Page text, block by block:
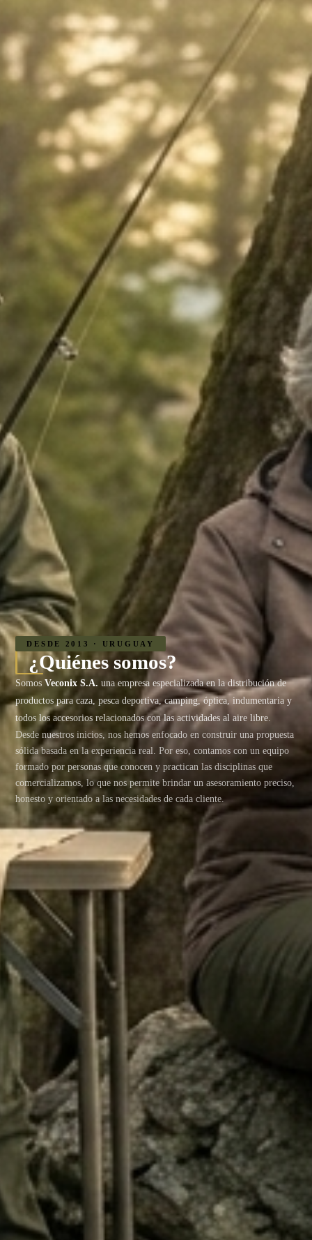
DESDE 2013 · URUGUAY
¿Quiénes somos?
SomosVeconix S.A. una empresa especializada en la distribución de
productos para caza, pesca deportiva, camping, óptica, indumentaria y
todos los accesorios relacionados con las actividades al aire libre.
Desde nuestros inicios, nos hemos enfocado en construir una propuesta
sólida basada en la experiencia real. Por eso, contamos con un equipo
formado por personas que conocen y practican las disciplinas que
comercializamos, lo que nos permite brindar un asesoramiento preciso,
honesto y orientado a las necesidades de cada cliente.